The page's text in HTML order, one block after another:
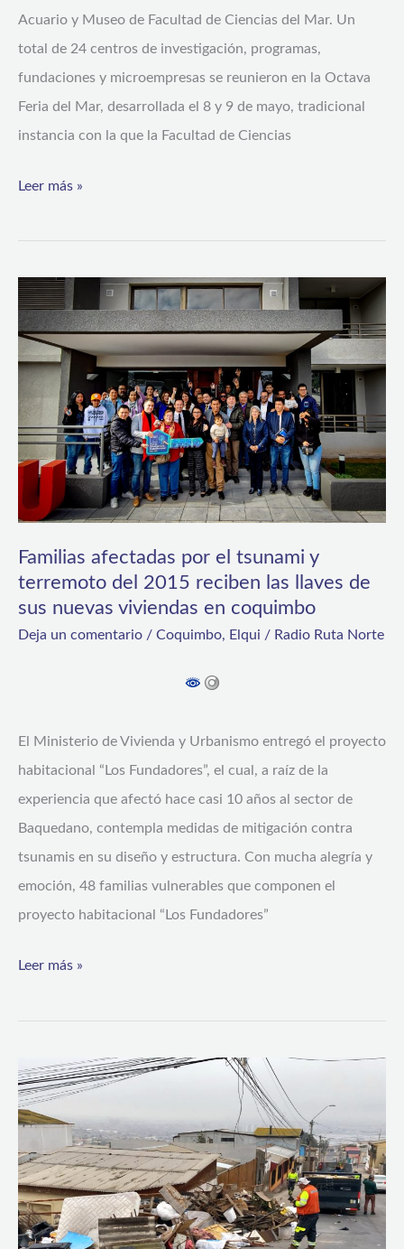
Acuario y Museo de Facultad de Ciencias del Mar. Un
total de 24 centros de investigación, programas,
fundaciones y microempresas se reunieron en la Octava
Feria del Mar, desarrollada el 8 y 9 de mayo, tradicional
instancia con la que la Facultad de Ciencias
feria
e
inauguración
de
ampliación
Acuario
Leer más »
Familias afectadas por el tsunami y
terremoto del 2015 reciben las llaves de
sus nuevas viviendas en coquimbo
Deja un comentario / Coquimbo, Elqui / Radio Ruta Norte
El Ministerio de Vivienda y Urbanismo entregó el proyecto
habitacional “Los Fundadores”, el cual, a raíz de la
experiencia que afectó hace casi 10 años al sector de
Baquedano, contempla medidas de mitigación contra
tsunamis en su diseño y estructura. Con mucha alegría y
emoción, 48 familias vulnerables que componen el
proyecto habitacional “Los Fundadores”
Familias
afectadas
por
tsunami
y
terremoto
del
2015
reciben
las
llaves
de
Leer más »
Operativos
municipales
retiran
141
toneladas
de
“cachureos”